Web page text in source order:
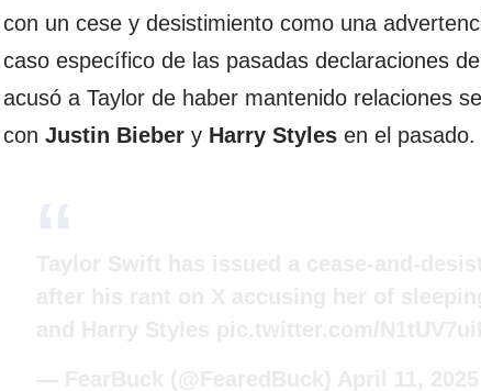
con un cese y desistimiento como una
caso específico de las pasadas declaraciones
acusó a Taylor de haber mantenido relaciones
con Justin Bieber y Harry Styles en el pasado.